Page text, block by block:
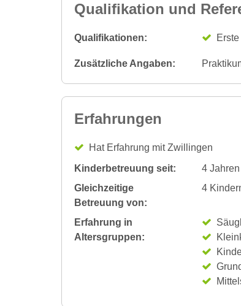
Qualifikation und
Qualifikationen:
Zusätzliche Angaben:
Erfahrungen
Hat Erfahrung mit Zwillingen
Kinderbetreuung seit:
4 Jahren
Gleichzeitige
Betreuung von:
4
Erfahrung in
Altersgruppen: